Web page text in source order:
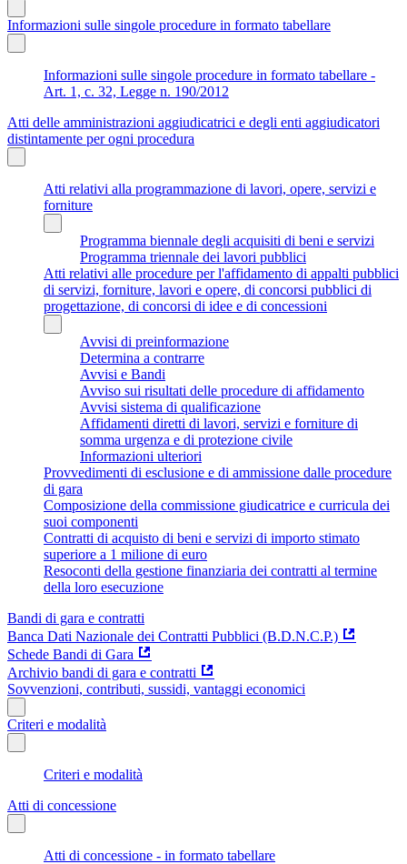
Informazioni sulle singole procedure in formato tabellare
Informazioni sulle singole procedure in formato tabellare -
Art. 1, c. 32, Legge n. 190/2012
Atti delle amministrazioni aggiudicatrici e degli enti aggiudicatori
distintamente per ogni procedura
Atti relativi alla programmazione di lavori, opere, servizi e
forniture
Programma biennale degli acquisiti di beni e servizi
Programma triennale dei lavori pubblici
Atti relativi alle procedure per l'affidamento di appalti pubblici
di servizi, forniture, lavori e opere, di concorsi pubblici di
progettazione, di concorsi di idee e di concessioni
Avvisi di preinformazione
Determina a contrarre
Avvisi e Bandi
Avviso sui risultati delle procedure di affidamento
Avvisi sistema di qualificazione
Affidamenti diretti di lavori, servizi e forniture di
somma urgenza e di protezione civile
Informazioni ulteriori
Provvedimenti di esclusione e di ammissione dalle procedure
di gara
Composizione della commissione giudicatrice e curricula dei
suoi componenti
Contratti di acquisto di beni e servizi di importo stimato
superiore a 1 milione di euro
Resoconti della gestione finanziaria dei contratti al termine
della loro esecuzione
Bandi di gara e contratti
Banca Dati Nazionale dei Contratti Pubblici (B.D.N.C.P.)
Schede Bandi di Gara
Archivio bandi di gara e contratti
Sovvenzioni, contributi, sussidi, vantaggi economici
Criteri e modalità
Criteri e modalità
Atti di concessione
Atti di concessione - in formato tabellare